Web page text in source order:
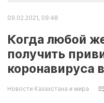
09.02.2021, 09:48
Когда любой
получить
коронавируса
Новости Казахстана и мира